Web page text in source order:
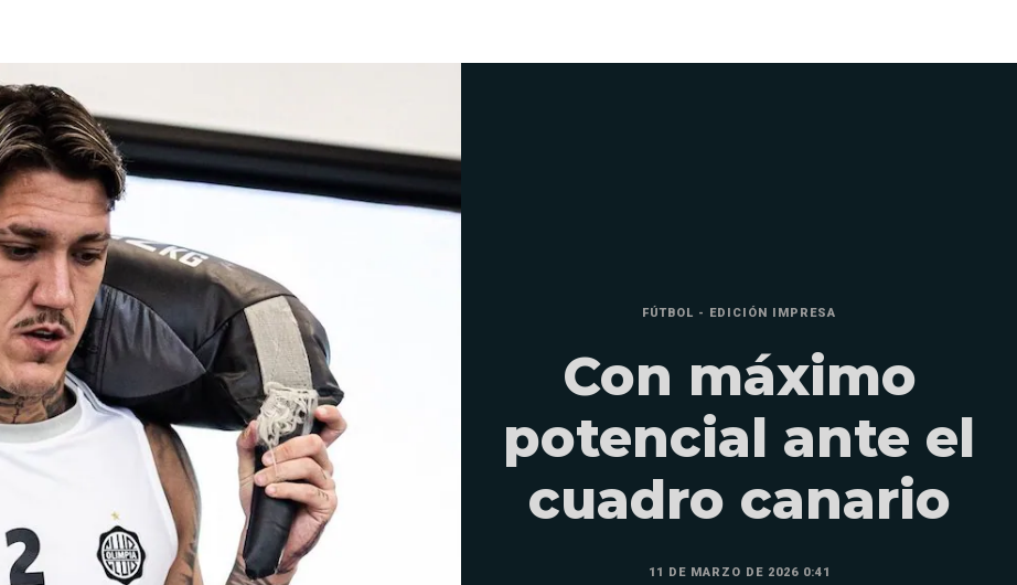
FÚTBOL - EDICIÓN IMPRESA
Con máximo
potencial ante el
cuadro canario
11 DE MARZO DE 2026 0:41